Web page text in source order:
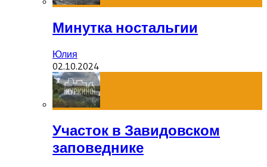
Минутка ностальгии
Юлия
02.10.2024
Участок в Завидовском
заповеднике